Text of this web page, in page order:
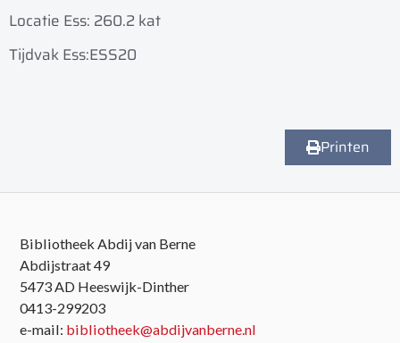
Locatie Ess: 260.2 kat
Tijdvak Ess:ESS20
Printen
Bibliotheek Abdij van Berne
Abdijstraat 49
5473 AD Heeswijk-Dinther
0413-299203
e-mail: bibliotheek@abdijvanberne.nl